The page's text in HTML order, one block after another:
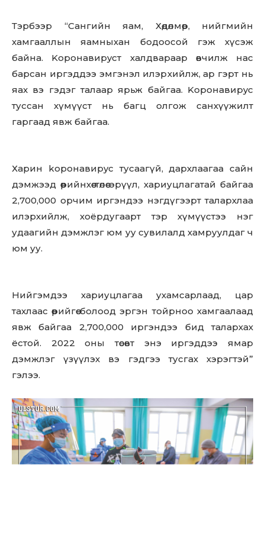
Тэрбээр “Сангийн яам, Хөдөлмөр, нийгмийн
хамгааллын яамныхан бодоосой гэж хүсэж
байна. Kopoнaвиpycт халдвараар өвчилж нас
барсан иргэддээ эмгэнэл илэрхийлж, ар гэрт нь
яах вэ гэдэг талаар ярьж байгаа. Kopoнaвиpyc
туссан хүмүүст нь багц олгож санхүүжилт
гаргаад явж байгаа.
Харин kopoнaвиpyc тусаагүй, дархлаагаа сайн
дэмжээд өөрийнхөө төлөө эрүүл, хариуцлагатай байгаа
2,700,000 орчим иргэндээ нэгдүгээрт талархлаа
илэрхийлж, хоёрдугаарт тэр хүмүүстээ нэг
удаагийн дэмжлэг юм уу сувилалд хамруулдаг ч
юм уу.
Нийгэмдээ хариуцлагаа ухамсарлаад, цар
тахлаас өөрийгөө болоод эргэн тойрноо хамгаалаад
явж байгаа 2,700,000 иргэндээ бид талархах
ёстой. 2022 оны төсөвт энэ иргэддээ ямар
дэмжлэг үзүүлэх вэ гэдгээ тусгах хэрэгтэй”
гэлээ.